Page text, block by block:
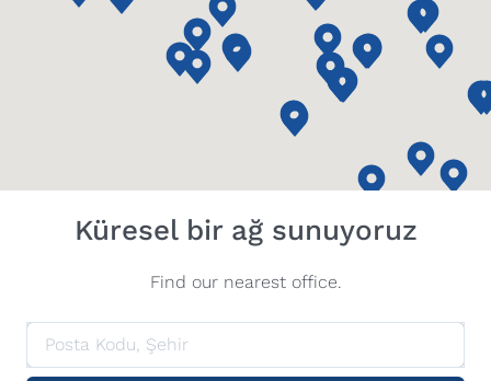
Küresel bir ağ sunuyoruz
Find our nearest office.